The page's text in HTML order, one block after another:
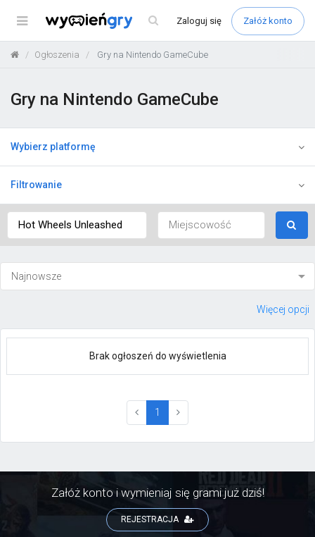
Menu Zaloguj się Załóż konto
Ogłoszenia Gry na Nintendo GameCube
Gry na Nintendo GameCube
Wybierz platformę
Filtrowanie
Więcej opcji
Brak ogłoszeń do wyświetlenia
1 (current)
Załóż konto i wymieniaj się grami już dziś!
REJESTRACJA